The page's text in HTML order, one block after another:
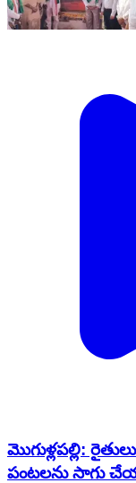
మొగుళ్లపల్లి:
పంటలను సాగు